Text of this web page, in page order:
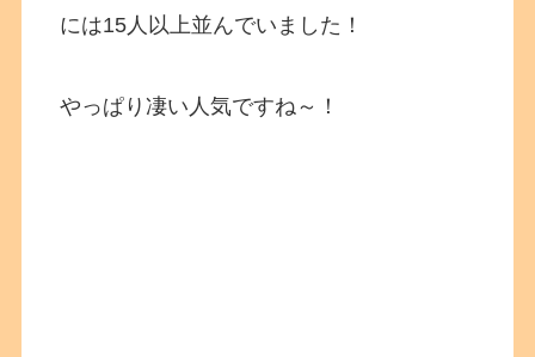
には15人以上並んでいました！
やっぱり凄い人気ですね～！